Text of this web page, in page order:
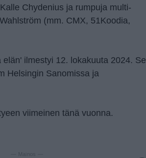
Chydenius ja rumpuja multi-
(mm. CMX, 51Koodia,
ilmestyi 12. lokakuuta 2024. Se
Helsingin Sanomissa ja
viimeinen tänä vuonna.